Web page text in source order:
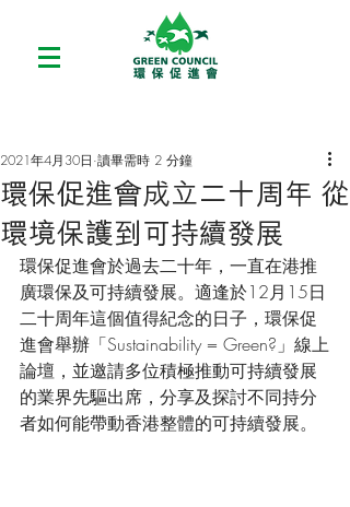
環保促進會成立二十周年 從
環境保護到可持續發展
2021年4月30日 讀畢需時 2 分鐘
環保促進會於過去二十年，一直在港推
廣環保及可持續發展。適逢於12月15日
二十周年這個值得紀念的日子，環保促
進會舉辦「Sustainability = Green?」線上
論壇，並邀請多位積極推動可持續發展
的業界先驅出席，分享及探討不同持分
者如何能帶動香港整體的可持續發展。